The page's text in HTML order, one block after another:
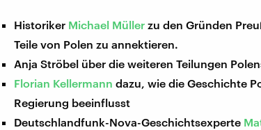
Historiker Michael Müller zu den Gründen
Teile von Polen zu annektieren.
Anja Ströbel über die weiteren Teilungen
Florian Kellermann dazu, wie die Geschichte
Regierung beeinflusst
Deutschlandfunk-Nova-Geschichtsexperte